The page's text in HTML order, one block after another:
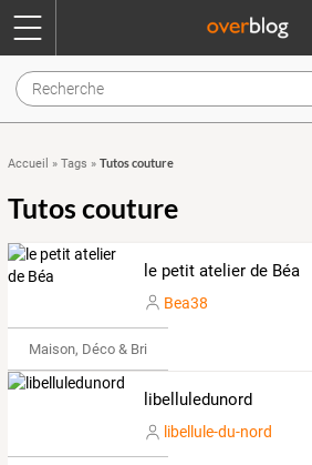
Accueil » Tags » Tutos couture
Tutos couture
le petit atelier de Béa
Bea38
Maison, Déco & Bricolage
libelluledunord
libellule-du-nord